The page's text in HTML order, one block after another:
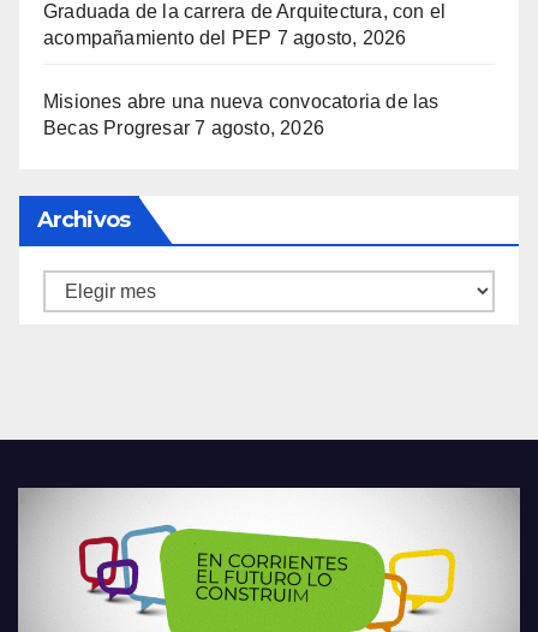
Graduada de la carrera de Arquitectura, con el
acompañamiento del PEP 7 agosto, 2026
Misiones abre una nueva convocatoria de las
Becas Progresar 7 agosto, 2026
Archivos
Archivos